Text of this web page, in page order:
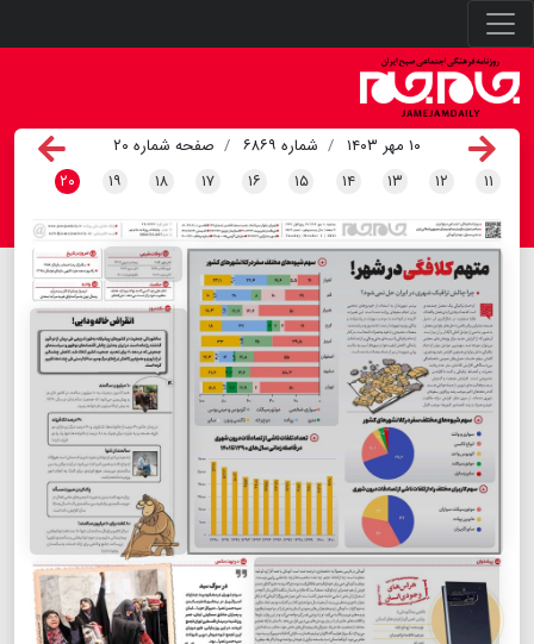
۱۰ مهر ۱۴۰۳ شماره ۶۸۶۹
صفحه شماره ۲۰
۱۱ ۱۲ ۱۳ ۱۴ ۱۵ ۱۶ ۱۷ ۱۸ ۱۹ ۲۰